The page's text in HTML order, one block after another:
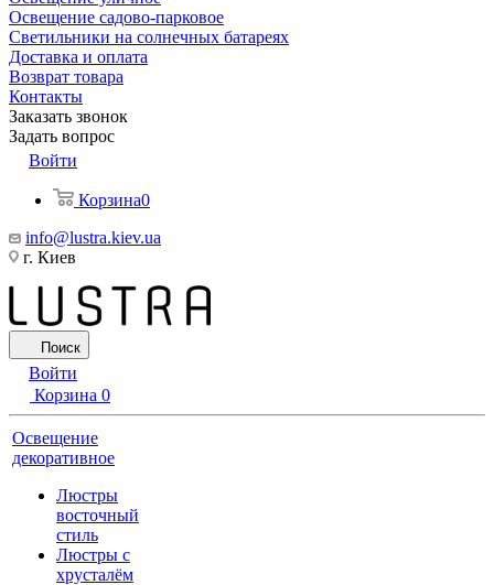
Освещение садово-парковое
Светильники на солнечных батареях
Доставка и оплата
Возврат товара
Контакты
Заказать звонок
Задать вопрос
Войти
Корзина0
info@lustra.kiev.ua
г. Киев
Поиск
Войти
Корзина 0
Освещение
декоративное
Люстры
восточный
стиль
Люстры с
хрусталём